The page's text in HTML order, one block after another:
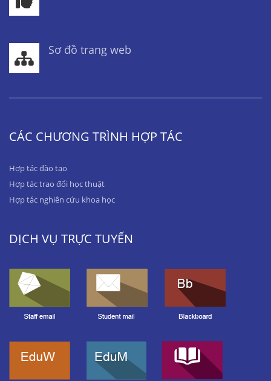
Sơ đồ trang web
CÁC CHƯƠNG TRÌNH HỢP TÁC
Hợp tác đào tạo
Hợp tác trao đổi học thuật
Hợp tác nghiên cứu khoa học
DỊCH VỤ TRỰC TUYẾN